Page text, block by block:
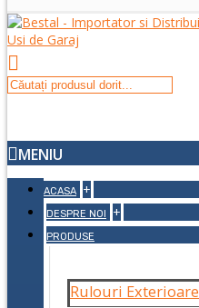
MENIU
ACASA +
DESPRE NOI +
PRODUSE
Rulouri Exterioare